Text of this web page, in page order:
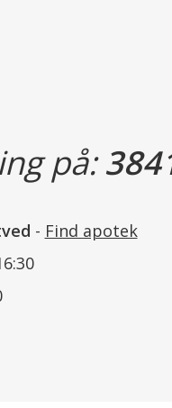
på:
- Find apotek